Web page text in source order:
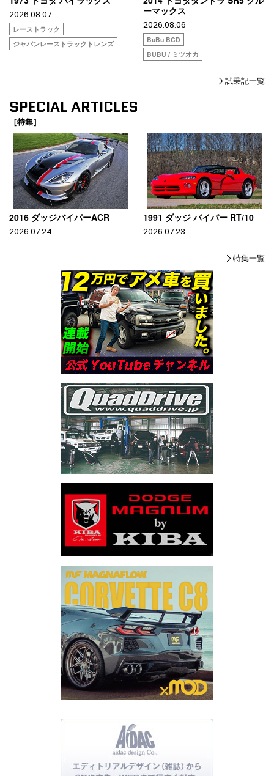
2026.08.07
レーストラック
ジャパンレーストラックトレンズ
ーマックス
2026.08.06
BuBu BCD
BUBU / ミツオカ
試乗記一覧
SPECIAL ARTICLES
［特集］
2016 ダッジバイパーACR
2026.07.24
1991 ダッジ バイパー RT/10
2026.07.23
特集一覧